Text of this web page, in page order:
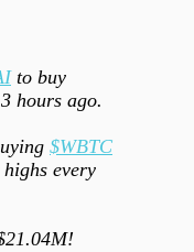
to buy
hours ago.
$WBTC
every